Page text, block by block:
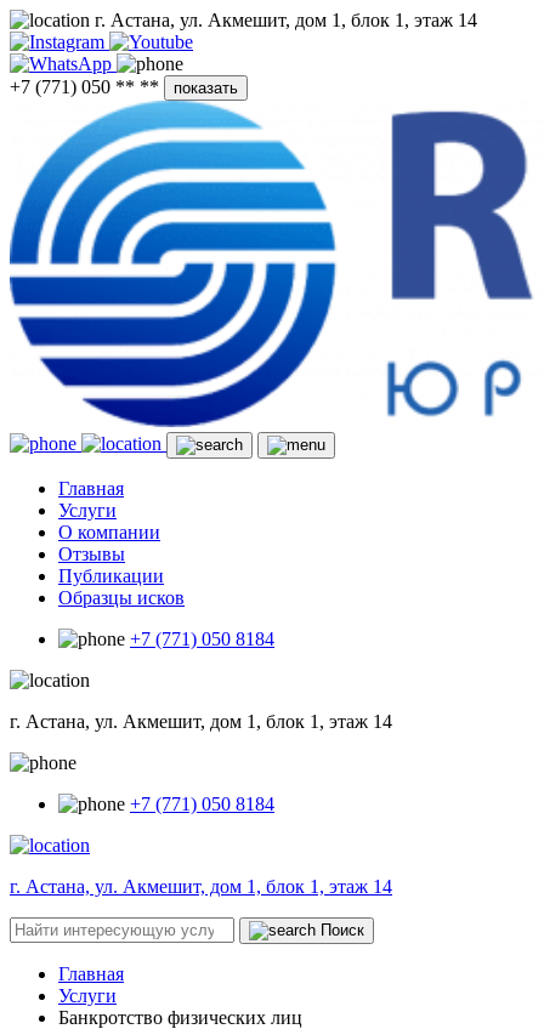
г. Астана, ул. Акмешит, дом 1, блок 1, этаж 14
+7 (771) 050 ** ** показать
Главная
Услуги
О компании
Отзывы
Публикации
Образцы исков
+7 (771) 050 8184
г. Астана, ул. Акмешит, дом 1, блок 1, этаж 14
+7 (771) 050 8184
г. Астана, ул. Акмешит, дом 1, блок 1, этаж 14
Поиск
Главная
Услуги
Банкротство физических лиц